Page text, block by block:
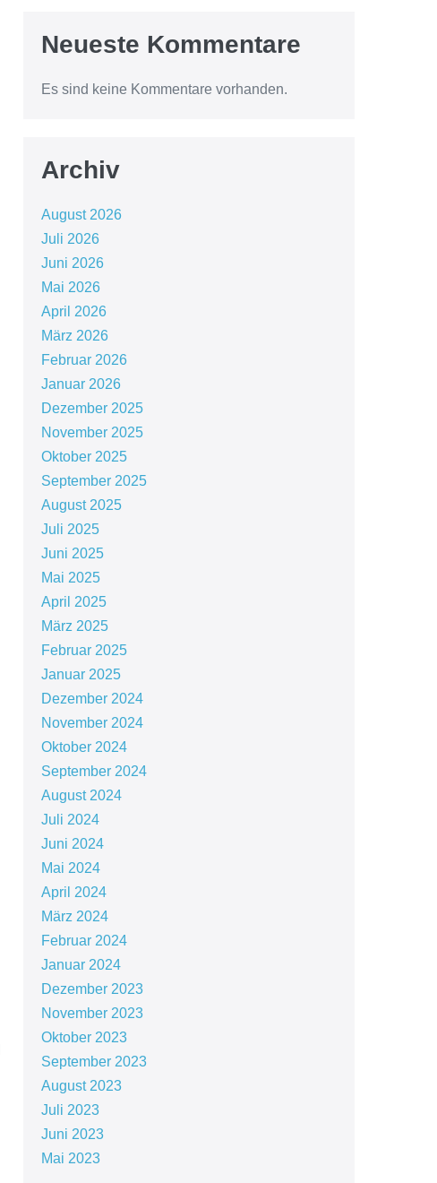
Neueste Kommentare
Es sind keine Kommentare vorhanden.
Archiv
August 2026
Juli 2026
Juni 2026
Mai 2026
April 2026
März 2026
Februar 2026
Januar 2026
Dezember 2025
November 2025
Oktober 2025
September 2025
August 2025
Juli 2025
Juni 2025
Mai 2025
April 2025
März 2025
Februar 2025
Januar 2025
Dezember 2024
November 2024
Oktober 2024
September 2024
August 2024
Juli 2024
Juni 2024
Mai 2024
April 2024
März 2024
Februar 2024
Januar 2024
Dezember 2023
November 2023
Oktober 2023
September 2023
August 2023
Juli 2023
Juni 2023
Mai 2023